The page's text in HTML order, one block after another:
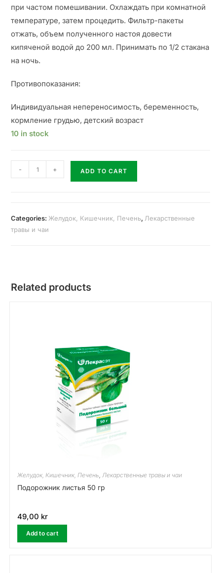
при частом помешивании. Охлаждать при комнатной
температуре, затем процедить. Фильтр-пакеты
отжать, объем полученного настоя довести
кипяченой водой до 200 мл. Принимать по 1/2 стакана
на ночь.
Противопоказания:
Индивидуальная непереносимость, беременность,
кормление грудью, детский возраст
10 in stock
- + ADD TO CART
Categories:Желудок, Кишечник, Печень,Лекарственные
травы и чаи
Related products
Желудок, Кишечник, Печень, Лекарственные травы и чаи
Подорожник листья 50 гр
49,00 kr
Add to cart